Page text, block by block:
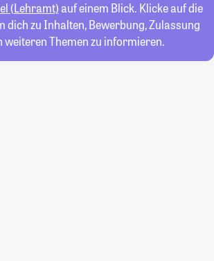
(Lehramt)auf einem Blick. Klicke auf die
dich zu Inhalten, Bewerbung, Zulassung
weiteren Themen zu informieren.